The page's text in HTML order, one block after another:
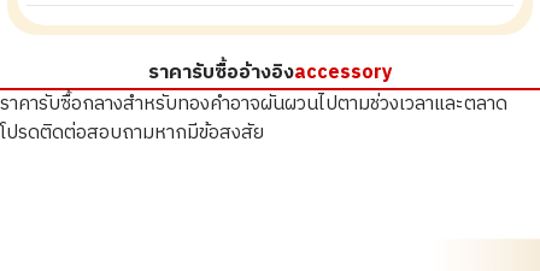
ราคารับซื้ออ้างอิงaccessory
ราคารับซื้อกลางสำหรับทองคำอาจผันผวนไปตามช่วงเวลาและตลาด
โปรดติดต่อสอบถามหากมีข้อสงสัย